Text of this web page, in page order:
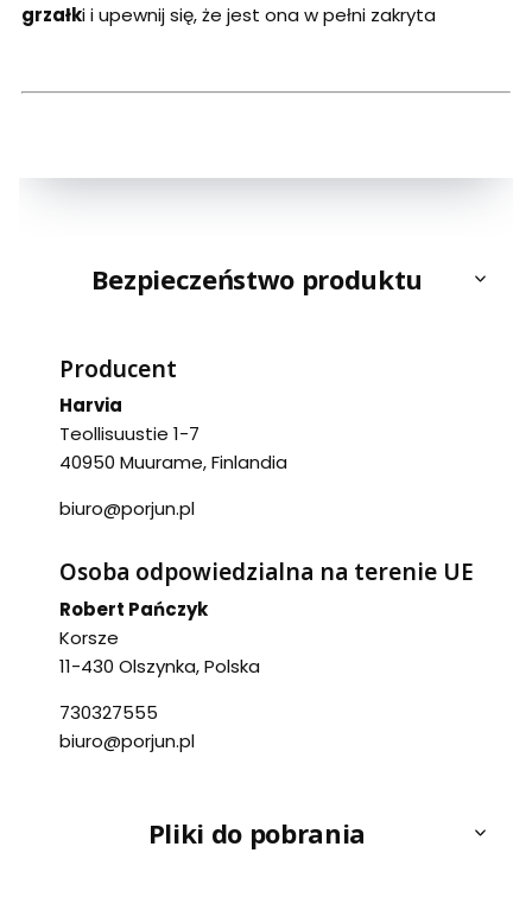
grzałki i upewnij się, że jest ona w pełni zakryta
Bezpieczeństwo produktu
Producent
Harvia
Teollisuustie 1-7
40950 Muurame, Finlandia
biuro@porjun.pl
Osoba odpowiedzialna na terenie UE
Robert Pańczyk
Korsze
11-430 Olszynka, Polska
730327555
biuro@porjun.pl
Pliki do pobrania